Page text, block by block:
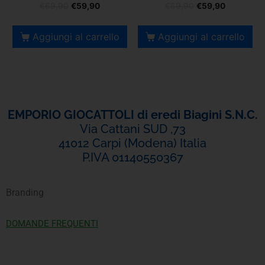
€59,90
Aggiungi al carrello
€59,90
Aggiungi al carrello
EMPORIO GIOCATTOLI di eredi Biagini S.N.C.
Via Cattani SUD ,73
41012 Carpi (Modena) Italia
P.IVA 01140550367
Branding
DOMANDE FREQUENTI